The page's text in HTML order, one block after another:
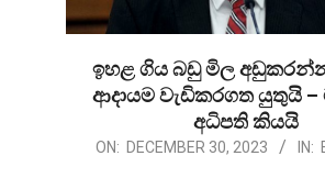
ඉහළ ගිය බඩු මිල අඩුකරන්න
ආදායම වැඩිකරගත යුතුයි –
අධිපති කියයි
2023-ON: DECEMBER 30, 2023 IN: